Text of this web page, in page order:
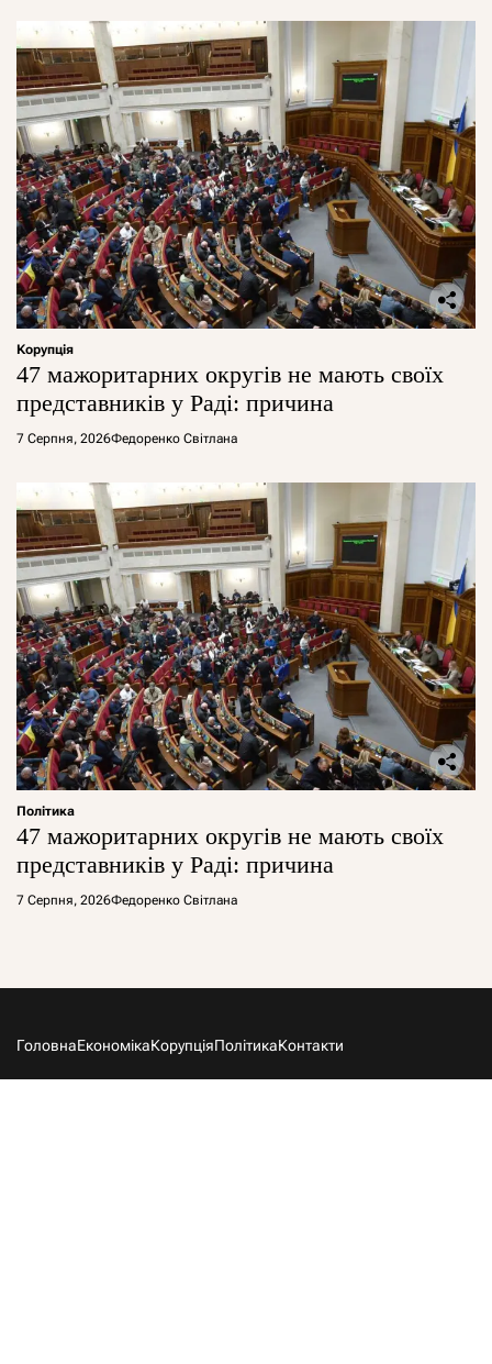
Корупція
47 мажоритарних округів не мають своїх
представників у Раді: причина
7 Серпня, 2026Федоренко Світлана
Політика
47 мажоритарних округів не мають своїх
представників у Раді: причина
7 Серпня, 2026Федоренко Світлана
ГоловнаЕкономікаКорупціяПолітикаКонтакти